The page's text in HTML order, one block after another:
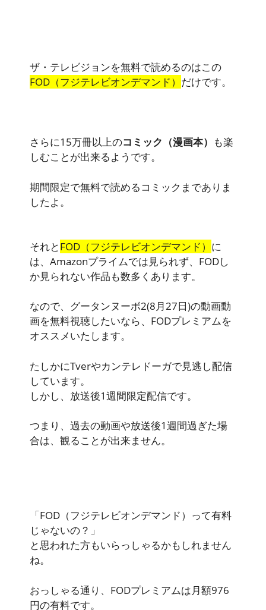
ザ・テレビジョンを無料で読めるのはこの
FOD（フジテレビオンデマンド） だけです。
さらに15万冊以上のコミック（漫画本） も楽
しむことが出来るようです。
期間限定で無料で読めるコミックまでありま
したよ。
それとFOD（フジテレビオンデマンド） に
は、Amazonプライムでは見られず、FODし
か見られない作品も数多くあります。
なので、グータンヌーボ2(8月27日)の動画動
画を無料視聴したいなら、FODプレミアムを
オススメいたします。
たしかにTverやカンテレドーガで見逃し配信
しています。
しかし、放送後1週間限定配信です。
つまり、過去の動画や放送後1週間過ぎた場
合は、観ることが出来ません。
「FOD（フジテレビオンデマンド）って有料
じゃないの？」
と思われた方もいらっしゃるかもしれません
ね。
おっしゃる通り、FODプレミアムは月額976
円の有料です。